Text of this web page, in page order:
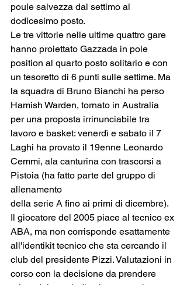
poule salvezza dal settimo al
dodicesimo posto.
Le tre vittorie nelle ultime quattro gare
hanno proiettato Gazzada in pole
position al quarto posto solitario e con
un tesoretto di 6 punti sulle settime. Ma
la squadra di Bruno Bianchi ha perso
Hamish Warden, tornato in Australia
per una proposta irrinunciabile tra
lavoro e basket: venerdì e sabato il 7
Laghi ha provato il 19enne Leonardo
Cemmi, ala canturina con trascorsi a
Pistoia (ha fatto parte del gruppo di
allenamento
della serie A fino ai primi di dicembre).
Il giocatore del 2005 piace al tecnico ex
ABA, ma non corrisponde esattamente
all'identikit tecnico che sta cercando il
club del presidente Pizzi. Valutazioni in
corso con la decisione da prendere